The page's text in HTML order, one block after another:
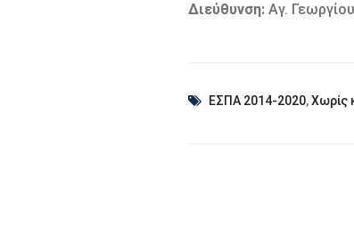
Διεύθυνση: Αγ.
ΕΣΠΑ 2014-2020,Χωρίς